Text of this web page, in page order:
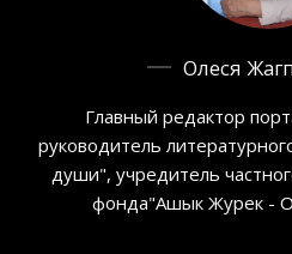
Олеся
Главный редактор
руководитель
души", учредитель
фонда"Ашык Журек -